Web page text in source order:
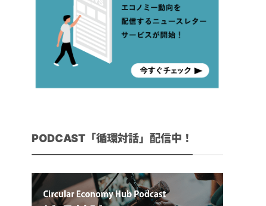
PODCAST「循環対話」配信中！